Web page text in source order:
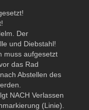
Der
und Diebstahl!
muss aufgesetzt
das Rad
Abstellen des
NACH Verlassen
(Linie).